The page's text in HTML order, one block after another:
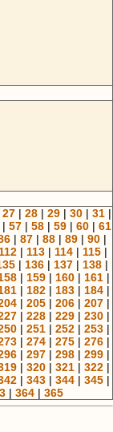
27| 28| 29| 30| 31|
| 57 | 58 | 59 | 60 | 61
| 87 | 88 | 89 | 90 |
112| 113| 114| 115|
| 136 | 137 | 138 |
| 159 | 160 | 161 |
| 182 | 183 | 184 |
| 205 | 206 | 207 |
| 228| 229| 230|
| 251 | 252 | 253 |
| 274 | 275 | 276 |
| 297 | 298 | 299 |
| 320| 321| 322|
| 343 | 344 | 345 |
| 364 | 365